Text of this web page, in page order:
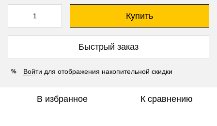
Купить
Быстрый заказ
% Войти для отображения накопительной скидки
В избранное К сравнению